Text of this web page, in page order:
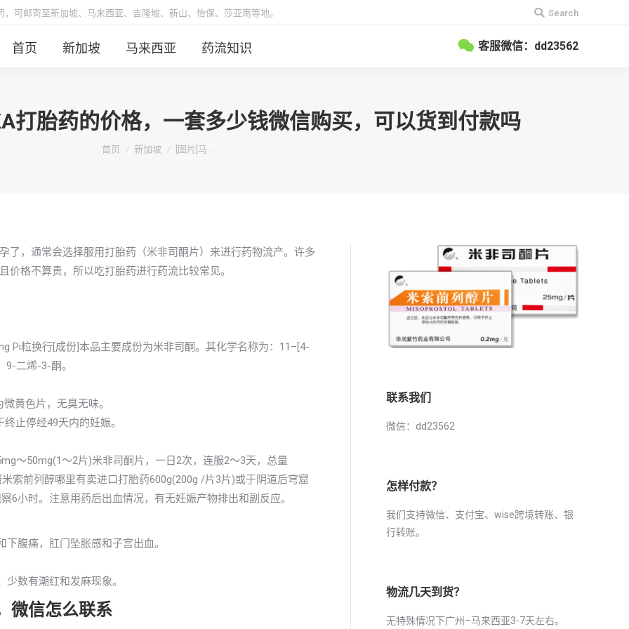
可邮寄至新加坡、马来西亚、吉隆坡、新山、怡保、莎亚南等地。
搜
索：
Search
首页 新加坡 马来西亚 药流知识 客服微信：dd23562
打胎药的价格，一套多少钱微信购买，可以货到付款吗
你在这里：
首页 新加坡 [图片]马…
了，通常会选择服用打胎药（米非司酮片）来进行药物流产。许多
格不算贵，所以吃打胎药进行药流比较常见。
Pi粒换行[成份]本品主要成份为米非司酮。其化学名称为：11–[4-
二烯-3-酮。
黄色片，无臭无味。
止停经49天内的妊娠。
～50mg(1～2片)米非司酮片，一日2次，连服2～3天，总量
索前列醇哪里有卖进口打胎药600g(200g /片3片)或于阴道后穹窟
6小时。注意用药后出血情况，有无妊娠产物排出和副反应。
腹痛，肛门坠胀感和子宫出血。
数有潮红和发麻现象。
微信怎么联系
联系我们
微信：dd23562
怎样付款？
我们支持微信、支付宝、wise跨境转账、银
行转账。
物流几天到货？
无特殊情况下广州–马来西亚3-7天左右。